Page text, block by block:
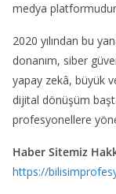
medya
2020 yılından bu
donanım, siber
yapay zekâ, büyük
dijital dönüşüm
profesyonellere
Haber Sitemiz
https://